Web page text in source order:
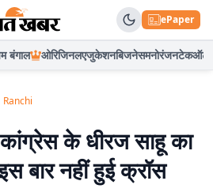
ePaper
बंगाल ओरिजिनलएजुकेशनबिजनेसमनोरंजनटेकऑटो
Ranchi
के धीरज साहू का
बार नहीं हुई क्रॉस